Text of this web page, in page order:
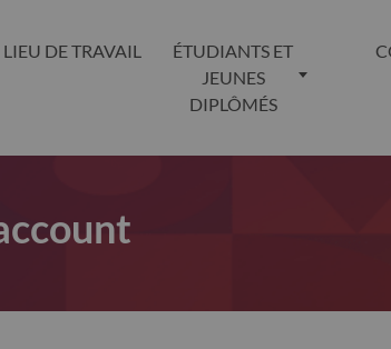
LIEU DE TRAVAIL
ÉTUDIANTS ET
JEUNES
DIPLÔMÉS